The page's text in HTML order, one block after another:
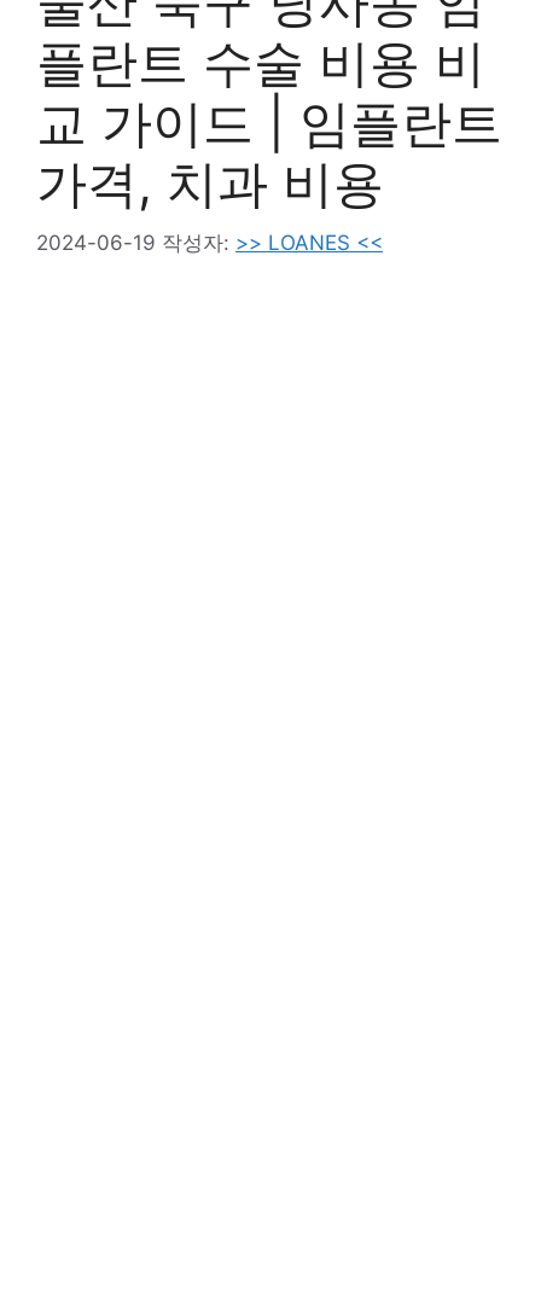
플란트 수술 비용 비
교 가이드 | 임플란트
가격, 치과 비용
2024-06-19 작성자: >> LOANES <<